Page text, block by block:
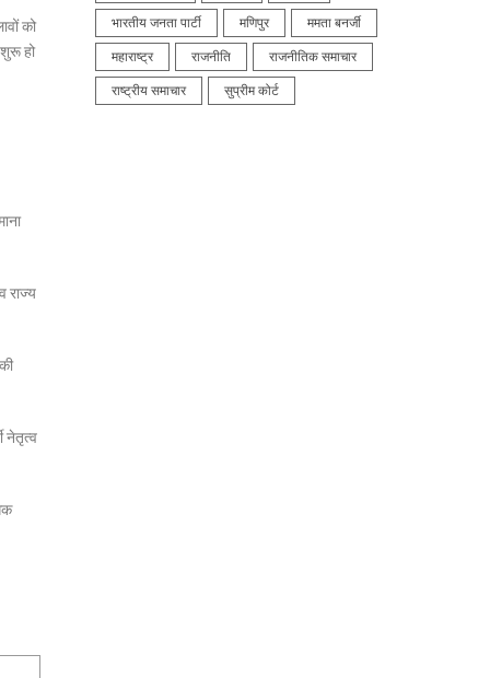
को
हो
राज्य
नेतृत्व
भारतीय जनता पार्टी मणिपुर ममता बनर्जी
महाराष्ट्र राजनीति राजनीतिक समाचार
राष्ट्रीय समाचार सुप्रीम कोर्ट